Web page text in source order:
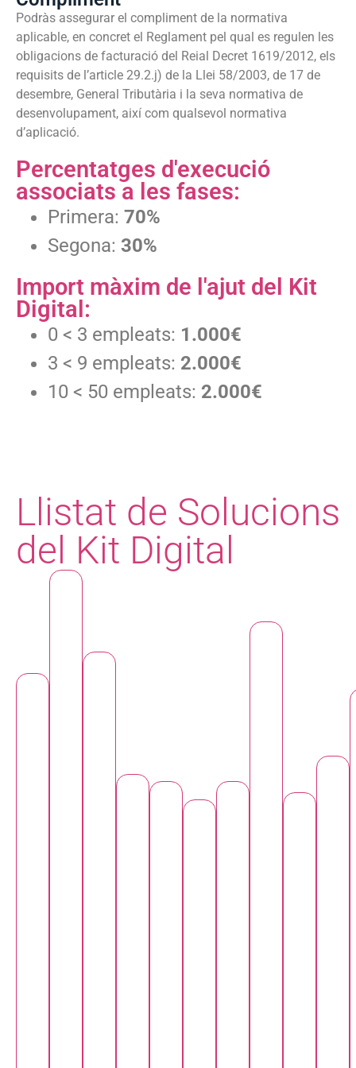
Podràs assegurar el compliment de la normativa
aplicable, en concret el Reglament pel qual es regulen les
obligacions de facturació del Reial Decret 1619/2012, els
requisits de l’article 29.2.j) de la Llei 58/2003, de 17 de
desembre, General Tributària i la seva normativa de
desenvolupament, així com qualsevol normativa
d’aplicació.
Percentatges d'execució
associats a les fases:
Primera: 70%
Segona: 30%
Import màxim de l'ajut del Kit
Digital:
0 < 3 empleats: 1.000€
3 < 9 empleats: 2.000€
10 < 50 empleats: 2.000€
Llistat de Solucions
del Kit Digital